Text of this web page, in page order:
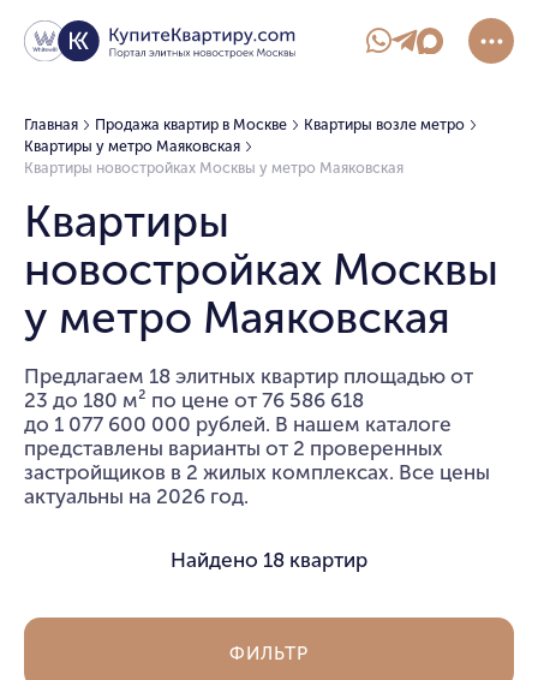
Главная Продажа квартир в Москве
Квартиры возле метро
Квартиры у метро Маяковская
Квартиры новостройках Москвы у метро Маяковская
Квартиры
новостройках Москвы
у метро Маяковская
Предлагаем 18 элитных квартир площадью от
23 до 180 м² по цене от 76 586 618
до 1 077 600 000 рублей. В нашем каталоге
представлены варианты от 2 проверенных
застройщиков в 2 жилых комплексах. Все цены
актуальны на 2026 год.
Найдено 18 квартир
ФИЛЬТР